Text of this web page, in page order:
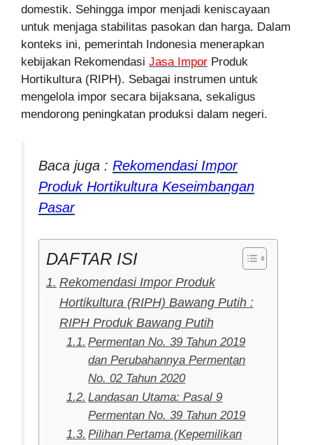
domestik. Sehingga impor menjadi keniscayaan
untuk menjaga stabilitas pasokan dan harga. Dalam
konteks ini, pemerintah Indonesia menerapkan
kebijakan Rekomendasi Jasa Impor Produk
Hortikultura (RIPH). Sebagai instrumen untuk
mengelola impor secara bijaksana, sekaligus
mendorong peningkatan produksi dalam negeri.
Baca juga : Rekomendasi Impor
Produk Hortikultura Keseimbangan
Pasar
DAFTAR ISI
Rekomendasi Impor Produk
Hortikultura (RIPH) Bawang Putih :
RIPH Produk Bawang Putih
Permentan No. 39 Tahun 2019
dan Perubahannya Permentan
No. 02 Tahun 2020
Landasan Utama: Pasal 9
Permentan No. 39 Tahun 2019
Pilihan Pertama (Kepemilikan